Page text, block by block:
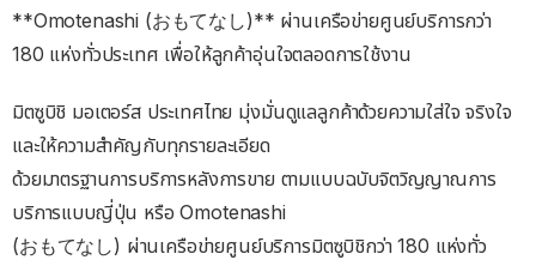
**Omotenashi (おもてなし)** ผ่านเครือข่ายศูนย์บริการกว่า
180 แห่งทั่วประเทศ เพื่อให้ลูกค้าอุ่นใจตลอดการใช้งาน
มิตซูบิชิ มอเตอร์ส ประเทศไทย มุ่งมั่นดูแลลูกค้าด้วยความใส่ใจ จริงใจ
และให้ความสําคัญกับทุกรายละเอียด
ด้วยมาตรฐานการบริการหลังการขาย ตามแบบฉบับจิตวิญญาณการ
บริการแบบญี่ปุ่น หรือ Omotenashi
(おもてなし) ผ่านเครือข่ายศูนย์บริการมิตซูบิชิกว่า 180 แห่งทั่ว